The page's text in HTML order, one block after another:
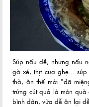
Súp nấu dễ, nhưng nấu
gà xé, thịt cua ghẹ...
thà, ăn thế mới "đã
trứng cút quả là món quà
bình dân, vừa dễ ăn lại